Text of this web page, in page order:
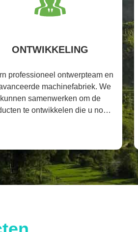
ONTWIKKELING
professioneel ontwerpteam en
machinefabriek. We
kunnen samenwerken om de
te ontwikkelen die u nodig